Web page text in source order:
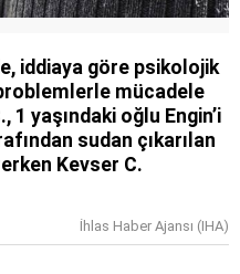
iddiaya göre psikolojik
mücadele
1 yaşındaki oğlu Engin’i
sudan çıkarılan
Kevser C.
İhlas Haber Ajansı (IHA)